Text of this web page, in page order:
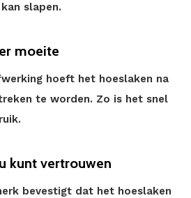
slapen.
moeite
hoeft het hoeslaken na
te worden. Zo is het snel
kunt vertrouwen
bevestigt dat het hoeslaken